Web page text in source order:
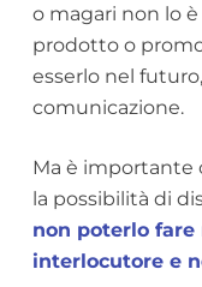
o magari non lo
prodotto o
esserlo nel
comunicazione.
Ma è importante
la possibilità di
non poterlo
interlocutore e